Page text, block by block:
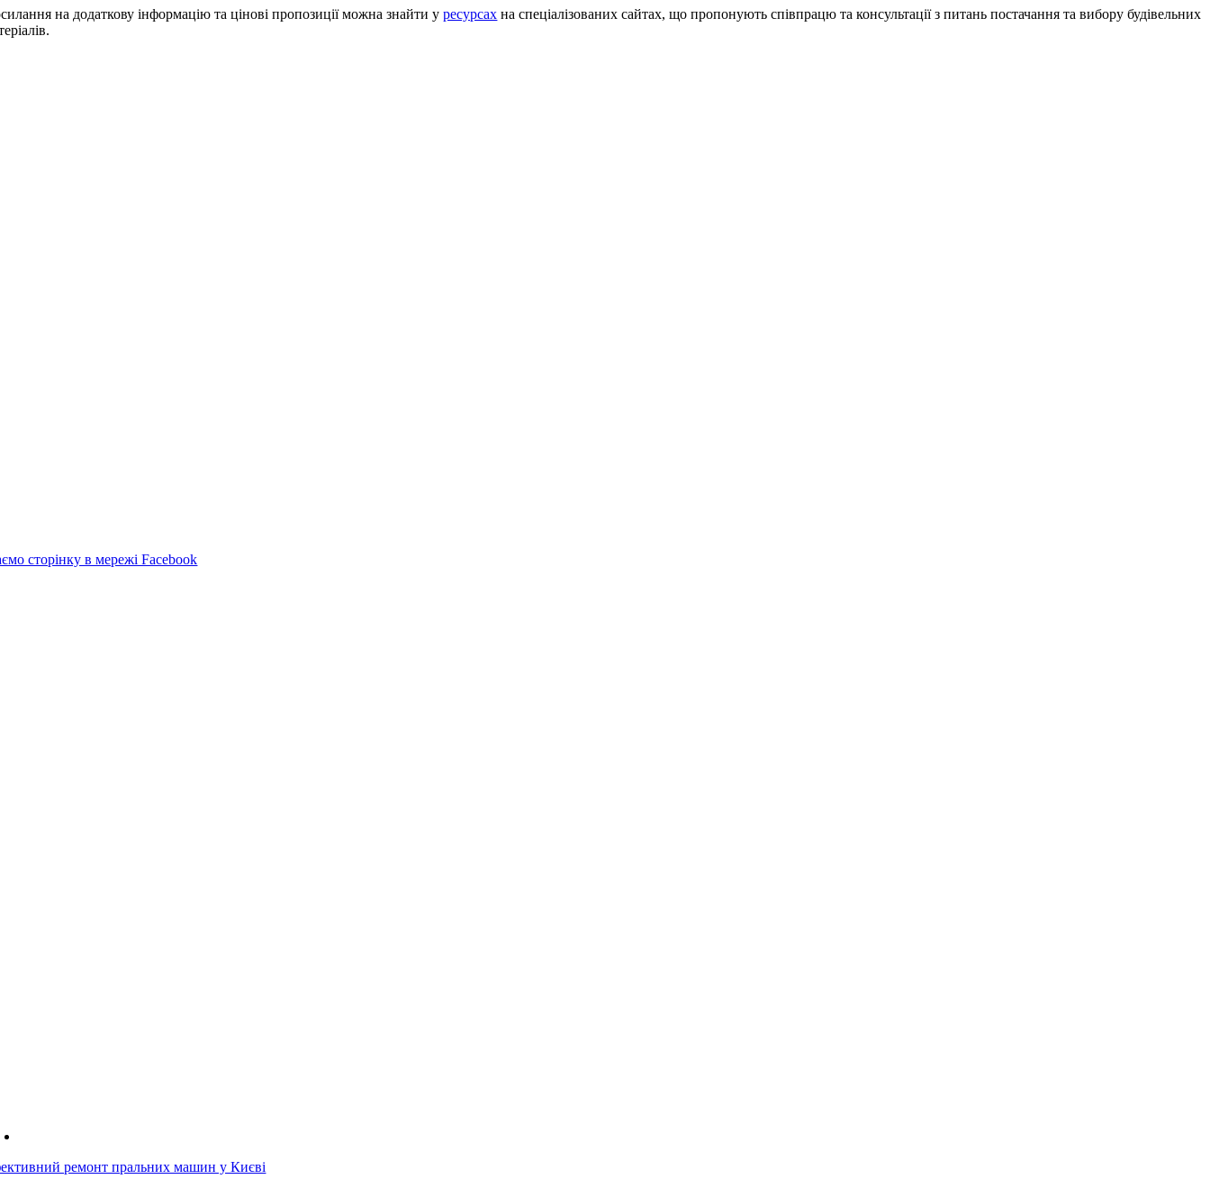
на додаткову інформацію та цінові пропозиції можна знайти уресурсах на спеціалізованих сайтах, що пропонують співпрацю та консультації з питань постачання та вибору будівельних
cторінку в мережі Facebook
ремонт пральних машин у Києві